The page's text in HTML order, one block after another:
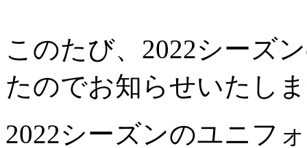
このたび、2022シーズ
たのでお知らせいたし
2022シーズンのユニフ